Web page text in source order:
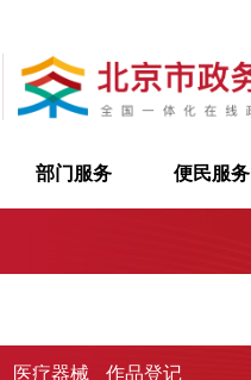
部门服务 便民服务
医疗器械 作品登记